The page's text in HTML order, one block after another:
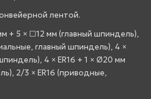
лентой.
+ 5 × □12 мм (главный шпиндель),
главный шпиндель), 4 ×
4 × ER16 + 1 × Ø20 мм
2/3 × ER16 (приводные,